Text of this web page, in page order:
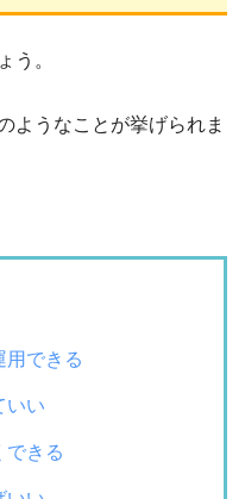
う。
ようなことが挙げられま
用できる
いい
できる